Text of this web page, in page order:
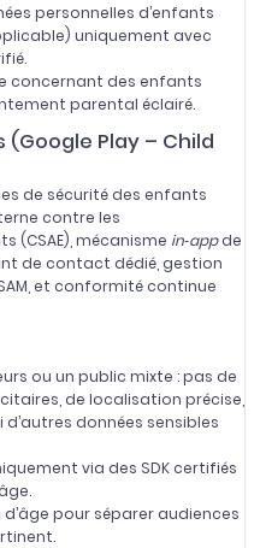
personnelles d’enfants
uniquement avec
concernant des enfants
parental éclairé.
Play – Child
de sécurité des enfants
contre les
(CSAE), mécanisme in‑appde
de contact dédié, gestion
et conformité continue
ou un public mixte : pas de
de localisation précise,
données sensibles
via des SDK certifiés
pour séparer audiences